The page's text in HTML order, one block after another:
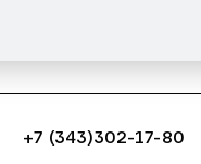
+7 (343)302-17-80